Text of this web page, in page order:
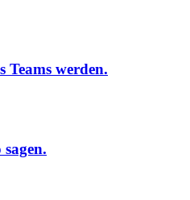
Teams werden.